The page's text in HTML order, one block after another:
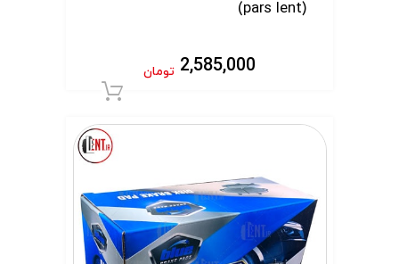
(pars lent)
2,585,000 تومان